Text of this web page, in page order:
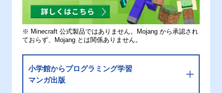
※ Minecraft 公式製品ではありません。Mojang から承認され
ておらず、Mojang とは関係ありません。
小学館からプログラミング学習
マンガ出版